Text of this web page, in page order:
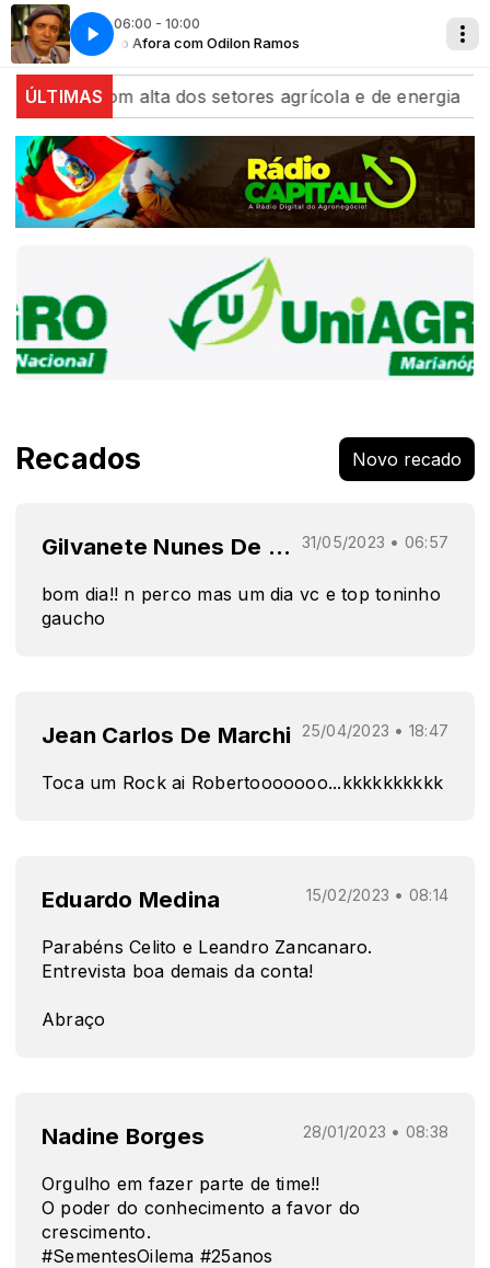
06:00 - 10:00
Campo Afora com Odilon Ramos Campo
ÚLTIMAS
com alta dos setores agrícola e de energia
Recados Novo recado
Gilvanete Nunes De Oliveira 31/05/2023 • 06:57
bom dia!! n perco mas um dia vc e top toninho
gaucho
Jean Carlos De Marchi 25/04/2023 • 18:47
Toca um Rock ai Robertooooooo...kkkkkkkkkk
Eduardo Medina 15/02/2023 • 08:14
Parabéns Celito e Leandro Zancanaro.
Entrevista boa demais da conta!
Abraço
Nadine Borges 28/01/2023 • 08:38
Orgulho em fazer parte de time!!
O poder do conhecimento a favor do
crescimento.
#SementesOilema #25anos